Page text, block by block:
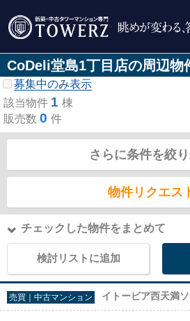
CoDeli堂島1丁目店の周辺物
募集中のみ表示
該当物件 1 棟
販売数 0 件
さらに条件を絞
物件リクエス
チェックした物件をまとめて
検討リストに追加
売買｜中古マンション イトーピア西天満